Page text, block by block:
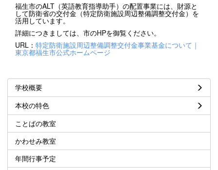
福生市のALT（英語教育指導助手）の配置事業には、財源と
して防衛省の交付金（特定防衛施設周辺整備調整交付金）を
活用しています。
詳細につきましては、市のHPを御覧ください。
URL： 特定防衛施設周辺整備調整交付金事業基金について｜
東京都福生市公式ホームページ
学校概要
本校の特色
ことばの教室
かわせみ教室
年間行事予定